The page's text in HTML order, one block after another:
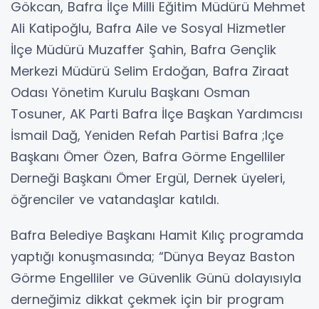
Gökcan, Bafra İlçe Milli Eğitim Müdürü Mehmet
Ali Katipoğlu, Bafra Aile ve Sosyal Hizmetler
İlçe Müdürü Muzaffer Şahin, Bafra Gençlik
Merkezi Müdürü Selim Erdoğan, Bafra Ziraat
Odası Yönetim Kurulu Başkanı Osman
Tosuner, AK Parti Bafra İlçe Başkan Yardımcısı
İsmail Dağ, Yeniden Refah Partisi Bafra ;lçe
Başkanı Ömer Özen, Bafra Görme Engelliler
Derneği Başkanı Ömer Ergül, Dernek üyeleri,
öğrenciler ve vatandaşlar katıldı.
Bafra Belediye Başkanı Hamit Kılıç programda
yaptığı konuşmasında; “Dünya Beyaz Baston
Görme Engelliler ve Güvenlik Günü dolayısıyla
derneğimiz dikkat çekmek için bir program